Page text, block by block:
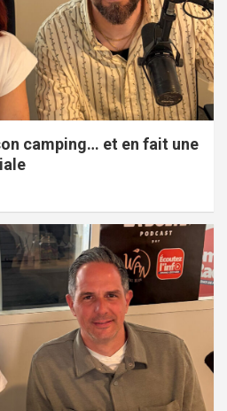
camping… et en fait une